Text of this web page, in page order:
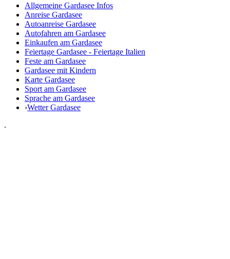
Allgemeine Gardasee Infos
Anreise Gardasee
Autoanreise Gardasee
Autofahren am Gardasee
Einkaufen am Gardasee
Feiertage Gardasee - Feiertage Italien
Feste am Gardasee
Gardasee mit Kindern
Karte Gardasee
Sport am Gardasee
Sprache am Gardasee
›Wetter Gardasee
.